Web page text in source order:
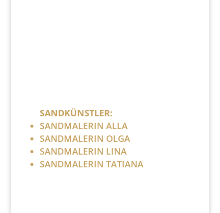
SANDKÜNSTLER:
SANDMALERIN ALLA
SANDMALERIN OLGA
SANDMALERIN LINA
SANDMALERIN TATIANA